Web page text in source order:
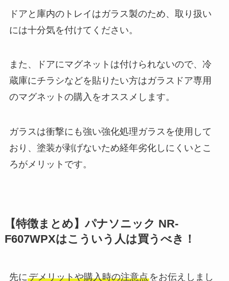
ドアと庫内のトレイはガラス製のため、取り扱い
には十分気を付けてください。
また、ドアにマグネットは付けられないので、冷
蔵庫にチラシなどを貼りたい方はガラスドア専用
のマグネットの購入をオススメします。
ガラスは衝撃にも強い強化処理ガラスを使用して
おり、塗装が剥げないため経年劣化しにくいとこ
ろがメリットです。
【特徴まとめ】パナソニック NR-
F607WPXはこういう人は買うべき！
先にデメリットや購入時の注意点をお伝えしまし